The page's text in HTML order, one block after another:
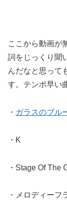
ここから動画が
詞をじっくり聞
んだなと思って
す。テンポ早い
・ ガラスのブル
・K
・Stage Of The
・メロディーフ